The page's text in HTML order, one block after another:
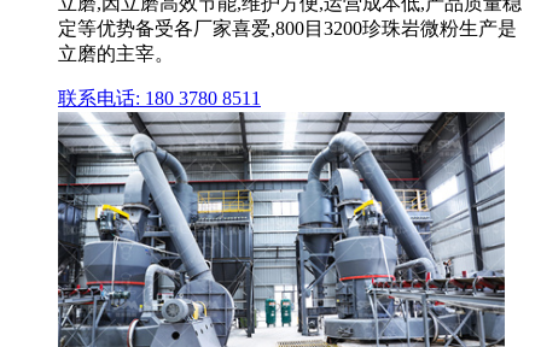
定等优势备受各厂家喜爱,800目3200珍珠岩微粉生产是
立磨的主宰。
联系电话: 180 3780 8511